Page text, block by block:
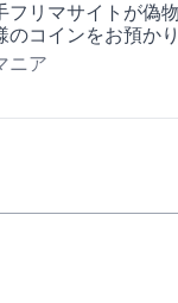
フリマサイトが偽
のコインをお預か
｜コインディー
ニア